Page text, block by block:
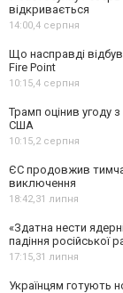
відкривається
14:00,4 серпня
Що насправді
Fire Point
10:15,4 серпня
Трамп оцінив угоду
США
10:15,2 серпня
ЄС продовжив
виключення
18:42,31 липня
«Здатна нести
падіння російської
17:15,31 липня
Українцям готують